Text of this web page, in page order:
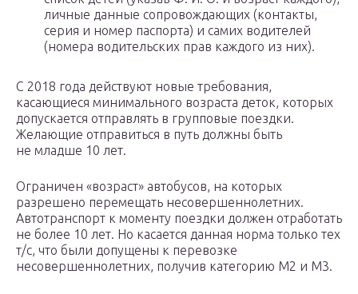
личные данные сопровождающих (контакты,
серия и номер паспорта) и самих водителей
(номера водительских прав каждого из них).
С 2018 года действуют новые требования,
касающиеся минимального возраста деток, которых
допускается отправлять в групповые поездки.
Желающие отправиться в путь должны быть
не младше 10 лет.
Ограничен «возраст» автобусов, на которых
разрешено перемещать несовершеннолетних.
Автотранспорт к моменту поездки должен отработать
не более 10 лет. Но касается данная норма только тех
т/c, что были допущены к перевозке
несовершеннолетних, получив категорию М2 и М3.